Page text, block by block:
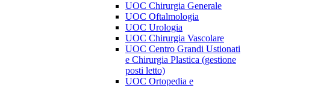
UOC Chirurgia Generale
UOC Oftalmologia
UOC Urologia
UOC Chirurgia Vascolare
UOC Centro Grandi Ustionati
e Chirurgia Plastica (gestione
posti letto)
UOC Ortopedia e